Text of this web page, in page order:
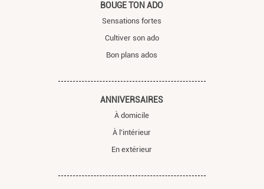
BOUGE TON ADO
Sensations fortes
Cultiver son ado
Bon plans ados
ANNIVERSAIRES
À domicile
À l'intérieur
En extérieur